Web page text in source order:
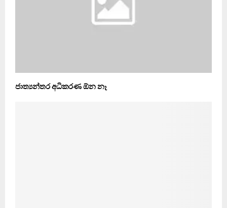
ජාත්‍යන්තර අධිකරණ ඕන නෑ